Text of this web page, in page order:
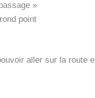
»
point
aller sur la route